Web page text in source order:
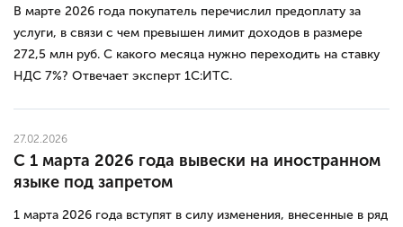
В марте 2026 года покупатель перечислил предоплату за
услуги, в связи с чем превышен лимит доходов в размере
272,5 млн руб. С какого месяца нужно переходить на ставку
НДС 7%? Отвечает эксперт 1С:ИТС.
27.02.2026
С 1 марта 2026 года вывески на иностранном
языке под запретом
1 марта 2026 года вступят в силу изменения, внесенные в ряд